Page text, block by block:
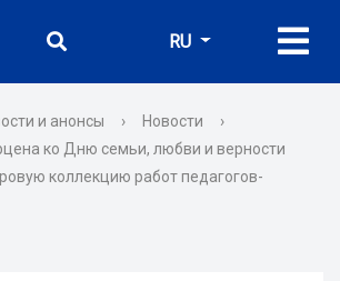
RU
и анонсы › Новости
›
ко Дню семьи, любви и верности
коллекцию работ педагогов-